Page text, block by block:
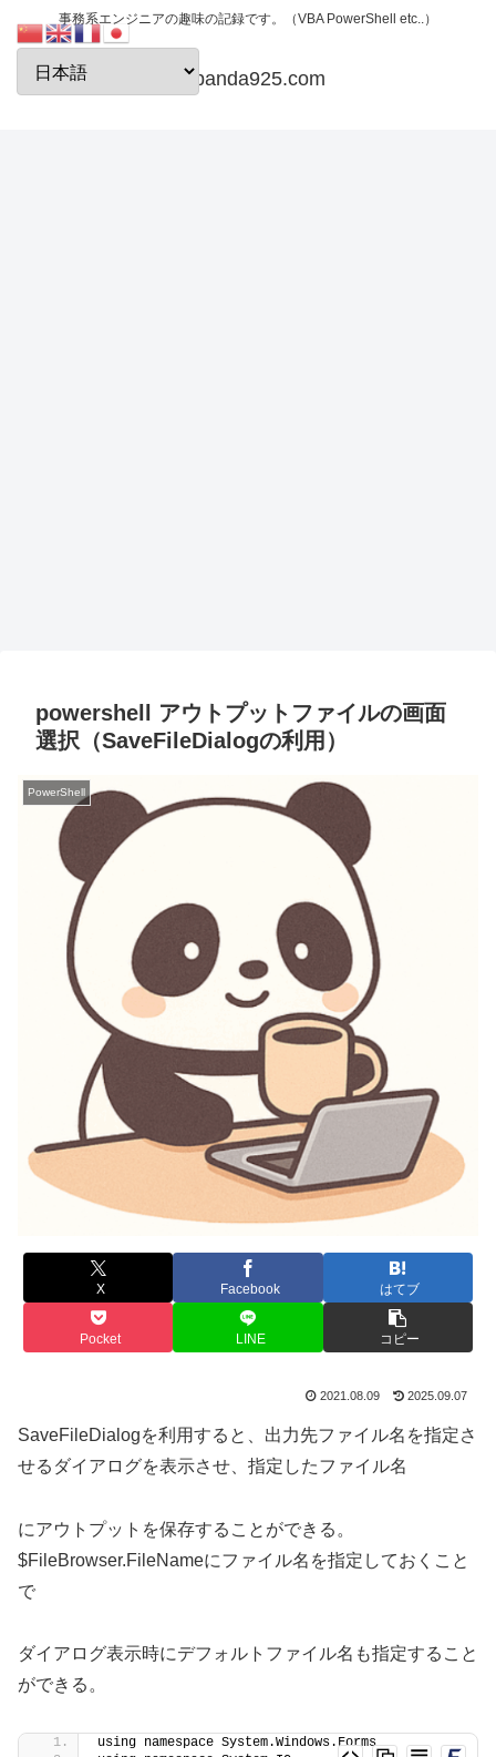
事務系エンジニアの趣味の記録です。（VBA PowerShell etc..）
papanda925.com
powershell アウトプットファイルの画面
選択（SaveFileDialogの利用）
PowerShell
X Facebook はてブ
Pocket LINE コピー
2021.08.09 2025.09.07
SaveFileDialogを利用すると、出力先ファイル名を指定さ
せるダイアログを表示させ、指定したファイル名
にアウトプットを保存することができる。
$FileBrowser.FileNameにファイル名を指定しておくこと
で
ダイアログ表示時にデフォルトファイル名も指定すること
ができる。
using namespace System.Windows.Forms